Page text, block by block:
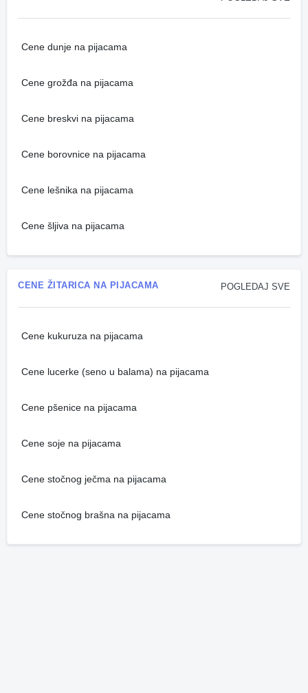
Cene dunje na pijacama
Cene grožđa na pijacama
Cene breskvi na pijacama
Cene borovnice na pijacama
Cene lešnika na pijacama
Cene šljiva na pijacama
POGLEDAJ SVE
CENE ŽITARICA NA PIJACAMA
Cene kukuruza na pijacama
Cene lucerke (seno u balama) na pijacama
Cene pšenice na pijacama
Cene soje na pijacama
Cene stočnog ječma na pijacama
Cene stočnog brašna na pijacama